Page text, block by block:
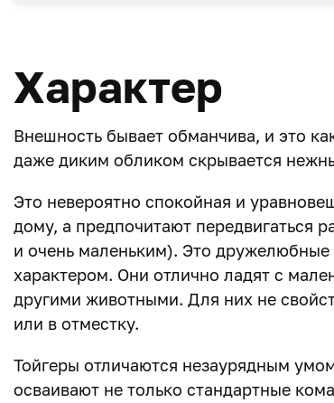
Характер
Внешность бывает обманчива, и это
даже диким обликом скрывается
Это невероятно спокойная и
дому, а предпочитают передвигаться
и очень маленьким). Это
характером. Они отлично ладят с
другими животными. Для них не
или в отместку.
Тойгеры отличаются незаурядным
осваивают не только стандартные